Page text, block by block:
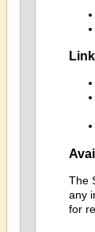
The
any
for